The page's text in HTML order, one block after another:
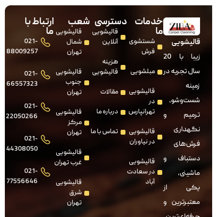
قالیشویی
زیبا با 20
سال تجربه در
زمینه
شست‌وشو،
ترمیم و
نگهداری
فرش‌های
دستباف و
ماشینی،
یکی از
معتبرترین و
خدمات
ما
شستشوی
فرش
مبلشویی
قالیشویی
در
تهرانپارس
قالیشویی
در نیاوران
قالیشویی
در سعادت
آباد
دسترسی
قالیشویی
آنلاین
هزینه
قالیشویی
مقالات
درباره ما
تماس با ما
شعب
قالیشویی
شمال
تهران
قالیشویی
جنوب
تهران
قالیشویی
مرکز
تهران
قالیشویی
غرب تهران
قالیشویی
شرق
تهران
ارتباط با
ما
021-
88009257
021-
66557323
021-
22050266
021-
44308050
021-
77556646